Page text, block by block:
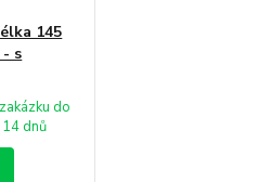
145
- s
do
14 dnů